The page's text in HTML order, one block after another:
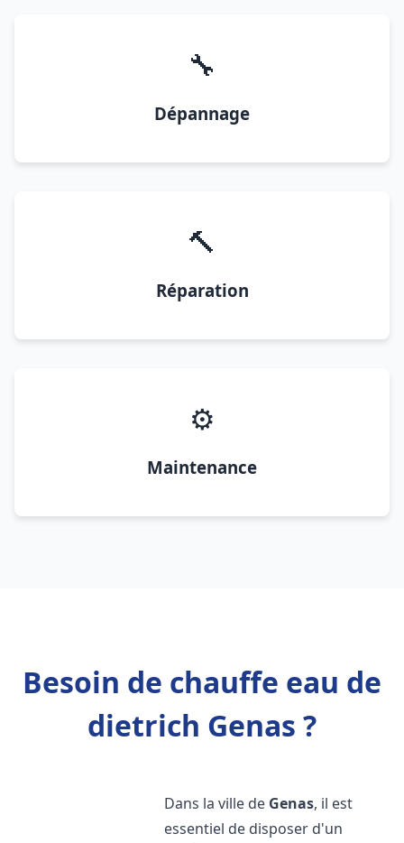
🔧
Dépannage
🔨
Réparation
⚙️
Maintenance
Besoin de chauffe eau de
dietrich Genas ?
Dans la ville de Genas, il est
essentiel de disposer d'un